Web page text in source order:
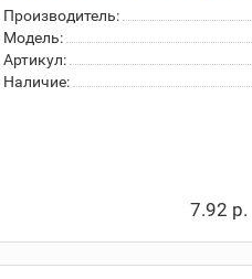
Производитель:
Модель:
Артикул:
Наличие:
7.92 р.